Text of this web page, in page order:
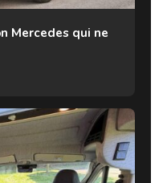
Mercedes qui ne